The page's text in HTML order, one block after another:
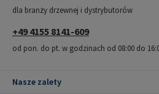
dla branży drzewnej i dystrybutorów
+49 4155 8141-609
od pon. do pt. w godzinach od 08:00 do
Nasze zalety